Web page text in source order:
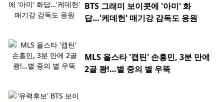
BTS 그래미 보이콧에 '아미' 화
답…'케데헌' 매기강 감독도 응원
MLS 올스타 '캡틴' 손흥민, 3분 만에
2골 쾅!…별 중의 별 우뚝